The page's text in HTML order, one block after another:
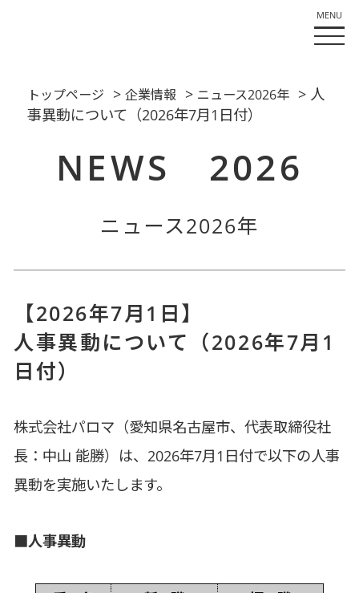
トップページ >企業情報 > ニュース2026年 > 人
事異動について（2026年7月1日付）
NEWS 2026
ニュース2026年
【2026年7月1日】
人事異動について（2026年7月1
日付）
株式会社パロマ（愛知県名古屋市、代表取締役社
長：中山 能勝）は、2026年7月1日付で以下の人事
異動を実施いたします。
■人事異動